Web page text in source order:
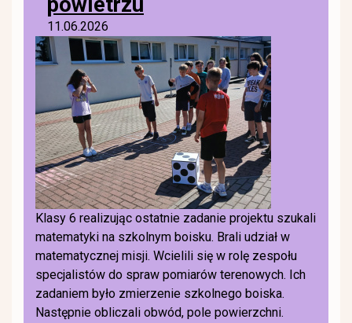
11.06.2026
Klasy 6 realizując ostatnie zadanie projektu szukali
matematyki na szkolnym boisku. Brali udział w
matematycznej misji. Wcielili się w rolę zespołu
specjalistów do spraw pomiarów terenowych. Ich
zadaniem było zmierzenie szkolnego boiska.
Następnie obliczali obwód, pole powierzchni.